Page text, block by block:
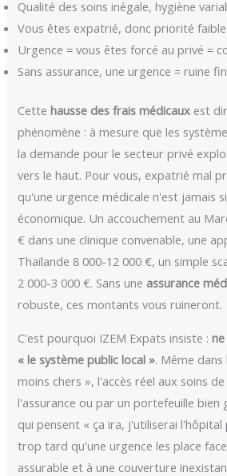
Qualité des soins inégale, hygiène
Vous êtes expatrié, donc priorité
Urgence = vous êtes forcé au privé =
Sans assurance, une urgence = ruine
Cettehausse des frais médicaux est
phénomène : à mesure que les
la demande pour le secteur privé
vers le haut. Pour vous, expatrié mal
qu'une urgence médicale n'est jamais
économique. Un accouchement au
€ dans une clinique convenable, une
Thaïlande 8 000-12 000 €, un simple
2 000-3 000 €. Sans une assurance
robuste, ces montants vous ruineront.
C'est pourquoi IZEM Expats insiste :
« le système public local ». Même
moins chers », l'accès réel aux soins
l'assurance ou par un portefeuille bien
qui pensent « ça ira, j'utiliserai
trop tard qu'une urgence les place
assurable et à une couverture